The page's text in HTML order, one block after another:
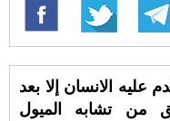
عليه الانسان إلا بعد
من تشابه الميول